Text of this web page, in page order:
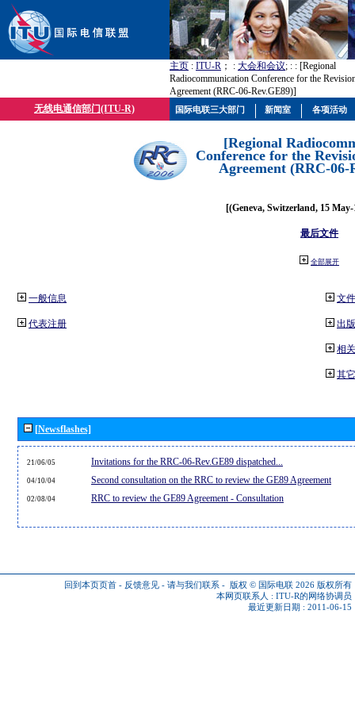
主页 : ITU-R ； : 大会和会议; : : [Regional
Radiocommunication Conference for the
Agreement (RRC-06-Rev.GE89)]
无线电通信部门(ITU-R)
[Regional
Conference for the
Agreement (RRC-06-
[(Geneva, Switzerland, 15
最后文件
全部展开
一般信息
代表注册
文件
出
相
其
[Newsflashes]
21/06/05 Invitations for the RRC-06-Rev.GE89 dispatched...
04/10/04 Second consultation on the RRC to review the GE89 Agreement
02/08/04 RRC to review the GE89 Agreement - Consultation
回到本页页首 - 反馈意见 - 请与我们联系 - 版权 © 国际电联 2026 版权所有
本网页联系人 : ITU-R的网络协调员
最近更新日期 : 2011-06-15
国际电联三大部门 新闻室 各项活动